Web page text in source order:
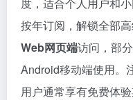
按年订阅，解锁全部
Web网页端访问，部
Android移动端使用。
用户通常享有免费体